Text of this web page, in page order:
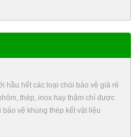
hầu hết các loại chòi bảo vệ giá rẻ
thép, inox hay thậm chí được
vệ khung thép kết vật liệu